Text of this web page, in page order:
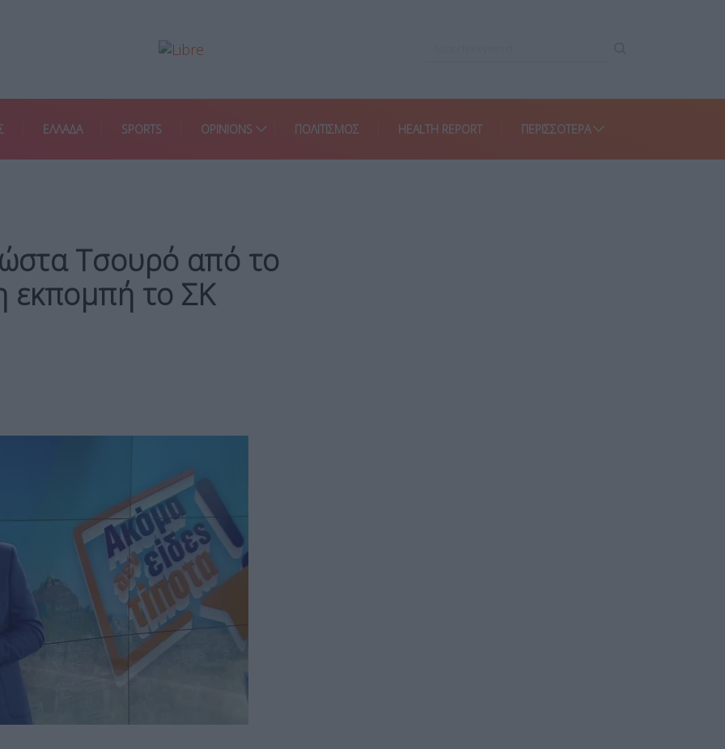
ΕΛΛΑΔΑ SPORTS OPINIONS ΠΟΛΙΤΙΣΜΟΣ HEALTH REPORT ΠΕΡΙΣΣΌΤΕΡΑ
Τσουρό από το
εκπομπή το ΣΚ